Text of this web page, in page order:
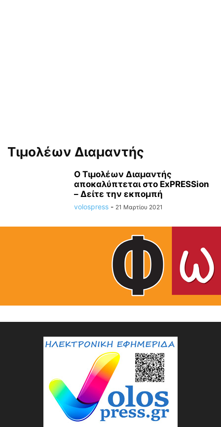
Τιμολέων Διαμαντής
Ο Τιμολέων Διαμαντής
αποκαλύπτεται στο ExPRESSion
– Δείτε την εκπομπή
volospress - 21 Μαρτίου 2021